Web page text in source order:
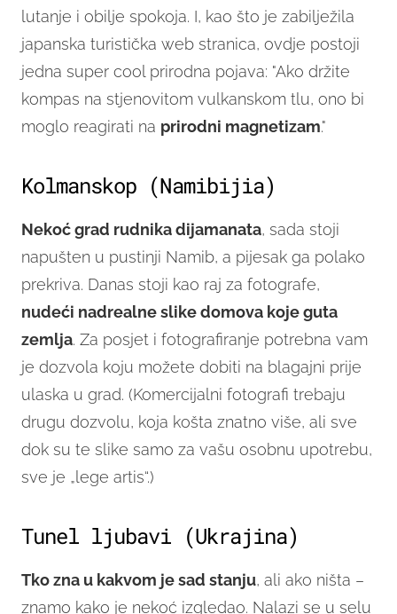
lutanje i obilje spokoja. I, kao što je zabilježila
japanska turistička web stranica, ovdje postoji
jedna super cool prirodna pojava: "Ako držite
kompas na stjenovitom vulkanskom tlu, ono bi
moglo reagirati na prirodni magnetizam."
Kolmanskop (Namibijia)
Nekoć grad rudnika dijamanata, sada stoji
napušten u pustinji Namib, a pijesak ga polako
prekriva. Danas stoji kao raj za fotografe,
nudeći nadrealne slike domova koje guta
zemlja. Za posjet i fotografiranje potrebna vam
je dozvola koju možete dobiti na blagajni prije
ulaska u grad. (Komercijalni fotografi trebaju
drugu dozvolu, koja košta znatno više, ali sve
dok su te slike samo za vašu osobnu upotrebu,
sve je „lege artis“.)
Tunel ljubavi (Ukrajina)
Tko zna u kakvom je sad stanju, ali ako ništa –
znamo kako je nekoć izgledao. Nalazi se u selu